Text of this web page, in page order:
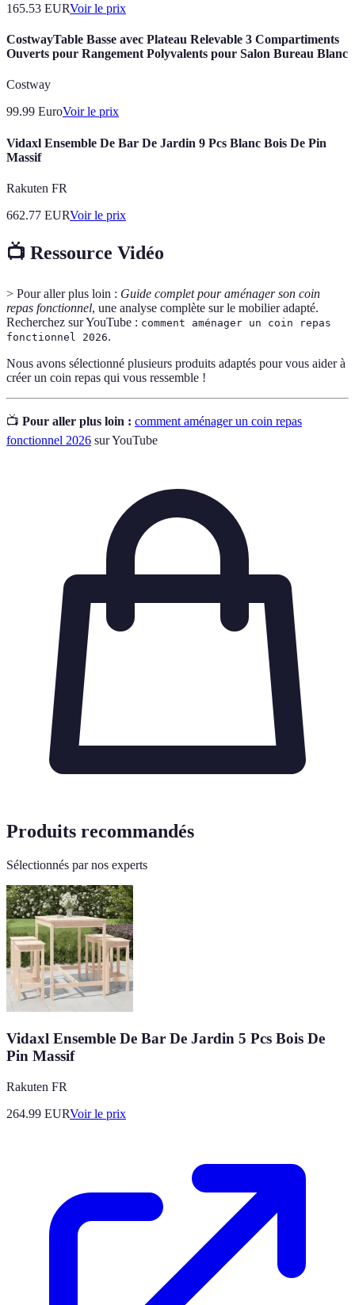
165.53 EURVoir le prix
CostwayTable Basse avec Plateau Relevable 3 Compartiments
Ouverts pour Rangement Polyvalents pour Salon Bureau Blanc
Costway
99.99 EuroVoir le prix
Vidaxl Ensemble De Bar De Jardin 9 Pcs Blanc Bois De Pin
Massif
Rakuten FR
662.77 EURVoir le prix
📺 Ressource Vidéo
> Pour aller plus loin : Guide complet pour aménager son coin
repas fonctionnel, une analyse complète sur le mobilier adapté.
Recherchez sur YouTube : comment aménager un coin repas
fonctionnel 2026.
Nous avons sélectionné plusieurs produits adaptés pour vous aider à
créer un coin repas qui vous ressemble !
📺 Pour aller plus loin : comment aménager un coin repas
fonctionnel 2026 sur YouTube
Produits recommandés
Sélectionnés par nos experts
Vidaxl Ensemble De Bar De Jardin 5 Pcs Bois De
Pin Massif
Rakuten FR
264.99 EURVoir le prix